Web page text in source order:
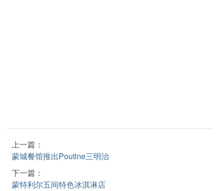
上一篇：
蒙城餐馆推出Poutine三明治
下一篇：
蒙特利尔五间特色冰淇淋店